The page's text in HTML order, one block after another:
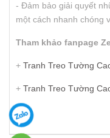
- Đảm bảo giải quyết
một cách nhanh chóng
Tham khảo fanpage
+ Tranh Treo Tường
+ Tranh Treo Tường